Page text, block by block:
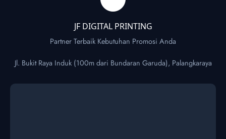
JF DIGITAL PRINTING
Partner Terbaik Kebutuhan Promosi Anda
Jl. Bukit Raya Induk (100m dari Bundaran Garuda), Palangkaraya